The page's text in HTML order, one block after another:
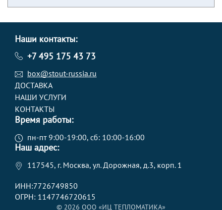
Наши контакты:
+7 495 175 43 73
box@stout-russia.ru
ДОСТАВКА
НАШИ УСЛУГИ
КОНТАКТЫ
Время работы:
пн-пт 9:00-19:00, сб: 10:00-16:00
Наш адрес:
117545, г. Москва, ул. Дорожная, д.3, корп. 1
ИНН:7726749850
ОГРН: 1147746720615
© 2026 ООО «ИЦ ТЕПЛОМАТИКА»